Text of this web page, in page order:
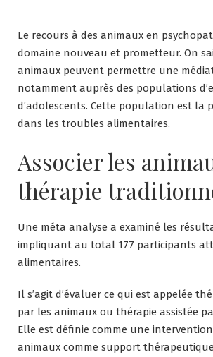
Le recours à des animaux en
domaine nouveau et prometteur. On
animaux peuvent permettre une
notamment auprès des populations
d’adolescents. Cette population est la
dans les troubles alimentaires.
Associer les
thérapie
Une méta analyse a examiné les
impliquant au total 177 participants
alimentaires.
Il s’agit d’évaluer ce qui est appelée
par les animaux ou thérapie assistée
Elle est définie comme une
animaux comme support